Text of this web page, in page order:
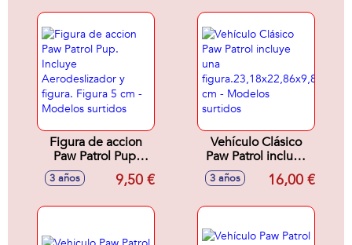
Figura de accion
Paw Patrol Pup.
Incluye
Aerodeslizador y
- Modelos surtidos
3 años 9,50 €
Vehículo Clásico
Paw Patrol incluye
figura.23,18x22,86x9,84
3 años 16,00 €